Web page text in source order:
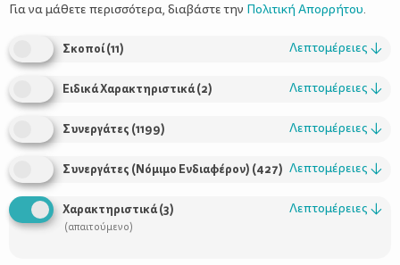
Χρήσιμοι Σύνδεσμοι
Τι είναι το ΔΕΛΤΑ moms
Για να μάθετε περισσότερα, διαβάστε την Πολιτική Απορρήτου.
Σκοποί(11) Λεπτομέρειες ↓
Ειδικά Χαρακτηριστικά(2) Λεπτομέρειες ↓
Συνεργάτες (1199) Λεπτομέρειες ↓
Συνεργάτες (Νόμιμο Ενδιαφέρον) (427) Λεπτομέρειες ↓
Χαρακτηριστικά(3)
(απαιτούμενο)
Λεπτομέρειες ↓